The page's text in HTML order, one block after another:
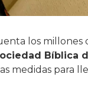
los millones
Bíblica
medidas para